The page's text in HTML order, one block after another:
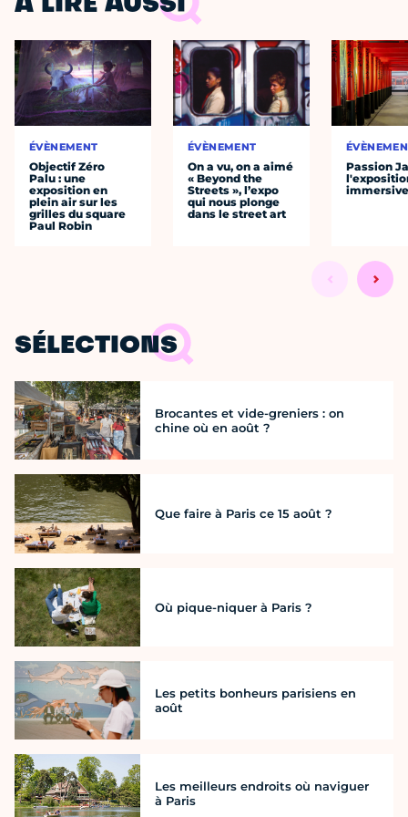
À LIRE AUSSI
ÉVÈNEMENT
Objectif Zéro
Palu : une
exposition en
plein air sur les
grilles du square
Paul Robin
ÉVÈNEMENT
On a vu, on a aimé
« Beyond the
Streets », l’expo
qui nous plonge
dans le street art
Passion
SÉLECTIONS
Brocantes et vide-greniers : on
chine où en août ?
Que faire à Paris ce 15 août ?
Où pique-niquer à Paris ?
Les petits bonheurs parisiens en
août
Les meilleurs endroits où naviguer
à Paris